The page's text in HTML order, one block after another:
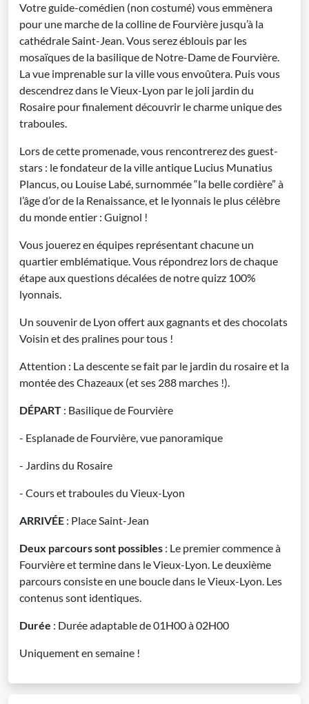
Votre guide-comédien (non costumé) vous emmènera
pour une marche de la colline de Fourvière jusqu’à la
cathédrale Saint-Jean. Vous serez éblouis par les
mosaïques de la basilique de Notre-Dame de Fourvière.
La vue imprenable sur la ville vous envoûtera. Puis vous
descendrez dans le Vieux-Lyon par le joli jardin du
Rosaire pour finalement découvrir le charme unique des
traboules.
Lors de cette promenade, vous rencontrerez des guest-
stars : le fondateur de la ville antique Lucius Munatius
Plancus, ou Louise Labé, surnommée “la belle cordière” à
l’âge d’or de la Renaissance, et le lyonnais le plus célèbre
du monde entier : Guignol !
Vous jouerez en équipes représentant chacune un
quartier emblématique. Vous répondrez lors de chaque
étape aux questions décalées de notre quizz 100%
lyonnais.
Un souvenir de Lyon offert aux gagnants et des chocolats
Voisin et des pralines pour tous !
Attention : La descente se fait par le jardin du rosaire et la
montée des Chazeaux (et ses 288 marches !).
DÉPART : Basilique de Fourvière
- Esplanade de Fourvière, vue panoramique
- Jardins du Rosaire
- Cours et traboules du Vieux-Lyon
ARRIVÉE : Place Saint-Jean
Deux parcours sont possibles : Le premier commence à
Fourvière et termine dans le Vieux-Lyon. Le deuxième
parcours consiste en une boucle dans le Vieux-Lyon. Les
contenus sont identiques.
Durée : Durée adaptable de 01H00 à 02H00
Uniquement en semaine !